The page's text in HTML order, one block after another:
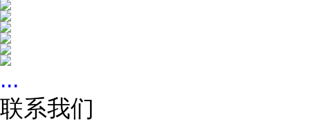
...
联系我们